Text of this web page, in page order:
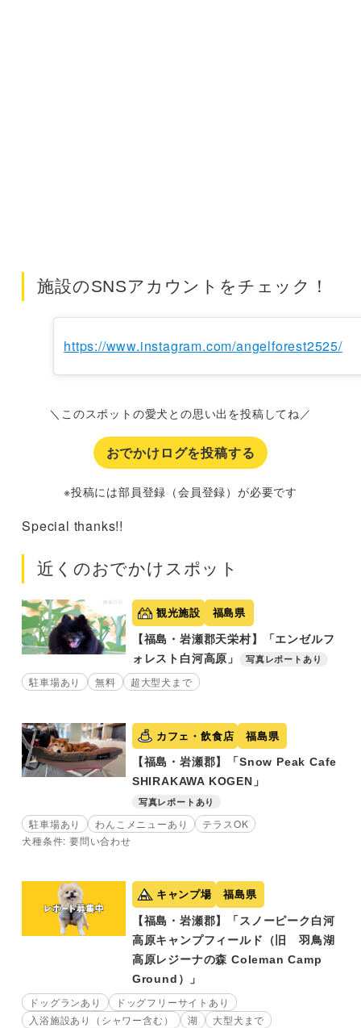
施設のSNSアカウントをチェック！
https://www.instagram.com/angelforest2525/
＼このスポットの愛犬との思い出を投稿してね／
おでかけログを投稿する
※投稿には部員登録（会員登録）が必要です
Special thanks!!
近くのおでかけスポット
観光施設 福島県
【福島・岩瀬郡天栄村】「エンゼルフ
ォレスト白河高原」
写真レポートあり
駐車場あり 無料 超大型犬まで
カフェ・飲食店 福島県
【福島・岩瀬郡】「Snow Peak Cafe
SHIRAKAWA KOGEN」
写真レポートあり
駐車場あり わんこメニューあり
テラスOK
犬種条件: 要問い合わせ
キャンプ場 福島県
【福島・岩瀬郡】「スノーピーク白河
高原キャンプフィールド（旧 羽鳥湖
高原レジーナの森 Coleman Camp
Ground）」
ドッグランあり
ドッグフリーサイトあり
入浴施設あり（シャワー含む）
湖 大型犬まで